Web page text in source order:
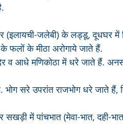
(इलायची-जलेबी) के लड्डू, दूधघर में
के फलों के मीठा अरोगाये जाते हैं.
व आधे मणिकोठा में धरे जाते हैं.
सरे उपरांत राजभोग धरे जाते हैं,
में पांचभात (मेवा-भात, दही-